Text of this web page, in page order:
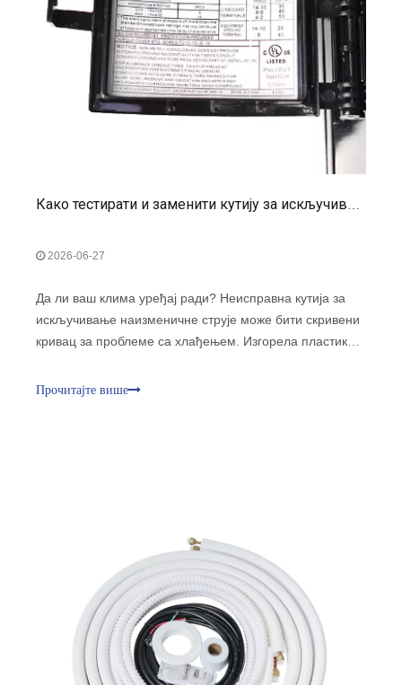
Како тестирати и заменити кутију за искључивање наизменичне струје
2026-06-27
Да ли ваш клима уређај ради? Неисправна кутија за
искључивање наизменичне струје може бити скривени
кривац за проблеме са хлађењем. Изгорела пластика
квар. Игнорисање ових знакова доводи ваш дом и
Прочитајте више